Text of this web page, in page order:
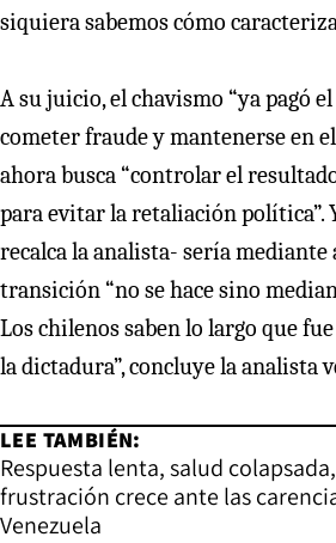
siquiera sabemos cómo
A su juicio, el chavismo “ya pagó
cometer fraude y mantenerse en
ahora busca “controlar el
para evitar la retaliación política”.
recalca la analista- sería mediante
transición “no se hace sino
Los chilenos saben lo largo que
la dictadura”, concluye la analista
LEE TAMBIÉN:
Respuesta lenta, salud
frustración crece ante las
Venezuela